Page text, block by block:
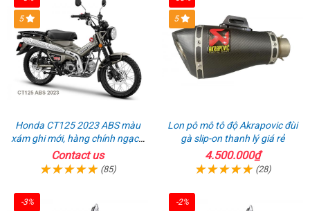
nhiêu
thương
hiệu
cao
5
Honda CT125 2023 ABS màu
xám ghi mới, hàng chính ngạch
giá tốt nhất thị trường
Contact us
(85)
5
Lon pô mô tô độ Akrapovic đùi
gà slip-on thanh lý giá rẻ
4.500.000₫
(28)
-3% -2%